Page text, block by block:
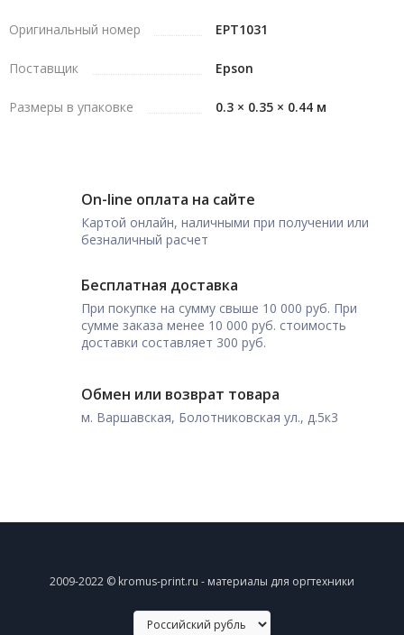
Оригинальный номер EPT1031
Поставщик Epson
Размеры в упаковке 0.3 × 0.35 × 0.44 м
On-line оплата на сайте
Картой онлайн, наличными при получении или
безналичный расчет
Бесплатная доставка
При покупке на сумму свыше 10 000 руб. При
сумме заказа менее 10 000 руб. стоимость
доставки составляет 300 руб.
Обмен или возврат товара
м. Варшавская, Болотниковская ул., д.5к3
2009-2022 © kromus-print.ru - материалы для оргтехники